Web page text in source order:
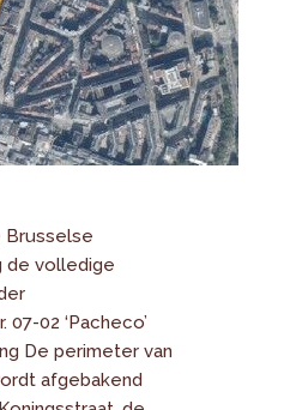
Brusselse
de volledige
02 ‘Pacheco’
De perimeter van
afgebakend